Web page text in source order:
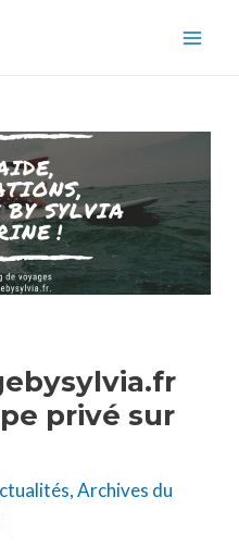
privé sur
,Archives du